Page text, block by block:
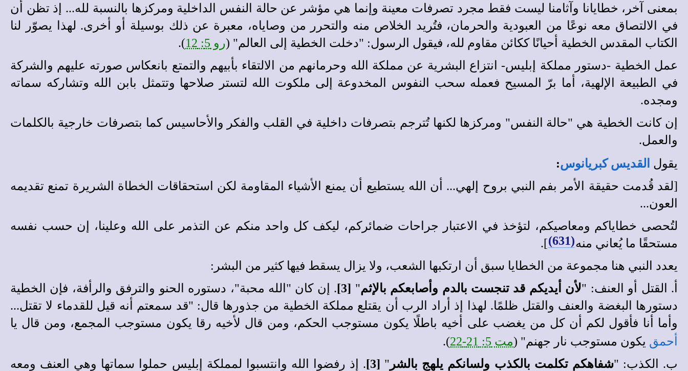
بمعنى آخر، خطايانا وآثامنا ليست فقط مجرد تصرفات معينة وإنما هي مؤشر عن حالة النفس الداخلية ومركزها بالنسبة لله... إذ تظن أن
في الالتصاق معه نوعًا من العبودية والحرمان، فتُريد الخلاص منه والتحرر من وصاياه، معبرة عن ذلك بوسيلة أو أخرى. لهذا يصوّر لنا
الكتاب المقدس الخطية أحيانًا ككائن مقاوم لله، فيقول الرسول: "دخلت الخطية إلى العالم" (رو 5: 12
).
عمل الخطية -دستور مملكة إبليس- انتزاع البشرية عن مملكة الله وحرمانهم من الالتقاء بأبيهم والتمتع بانعكاس صورته عليهم والشركة
في الطبيعة الإلهية، أما برّ المسيح فعمله سحب النفوس المخدوعة إلى ملكوت الله لتستر صلاحها وتتمثل بابن الله وتشاركه سماته
ومجده.
إن كانت الخطية هي "حالة النفس" ومركزها لكنها تُترجم بتصرفات داخلية في القلب والفكر والأحاسيس كما بتصرفات خارجية بالكلمات
والعمل.
يقول القديس كبريانوس:
[لقد قُدمت حقيقة الأمر بفم النبي بروح إلهي... أن الله يستطيع أن يمنع الأشياء المقاومة لكن استحقاقات الخطاة الشريرة تمنع تقديمه
العون...
لتُحصى خطاياكم ومعاصيكم، لتؤخذ في الاعتبار جراحات ضمائركم، ليكف كل واحد منكم عن التذمر على الله وعلينا، إن حسب نفسه
مستحقًا ما يُعاني منه(631)
].
يعدد النبي هنا مجموعة من الخطايا سبق أن ارتكبها الشعب، ولا يزال يسقط فيها كثير من البشر:
أ. القتل أو العنف: "لأن أيديكم قد تنجست بالدم وأصابعكم بالإثم"
[3]
. إن كان "الله محبة"، دستوره الحنو والترفق والرأفة، فإن الخطية
دستورها البغضة والعنف والقتل ظلمًا. لهذا إذ أراد الرب أن يقتلع مملكة الخطية من جذورها قال: "قد سمعتم أنه قيل للقدماء لا تقتل...
وأما أنا فأقول لكم أن كل من يغضب على أخيه باطلًا يكون مستوجب الحكم، ومن قال لأخيه رقا يكون مستوجب المجمع، ومن قال يا
أحمق يكون مستوجب نار جهنم" (مت 5: 21-22
).
ب. الكذب: "شفاهكم تكلمت بالكذب ولسانكم يلهج بالشر "
[3]
. إذ رفضوا الله وانتسبوا لمملكة إبليس حملوا سماتها وهي العنف ومعه